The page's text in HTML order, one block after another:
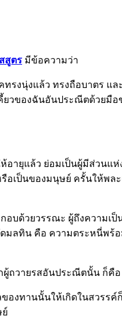
สูตร มีข้อความว่า
นุ่งแล้ว ทรงถือบาตร และ
วของฉันอันประณีตด้วยมือ
ายุแล้ว ย่อมเป็นผู้มีส่วนแ
เป็นของมนุษย์ ครั้นให้พล
อบด้วยวรรณะ ผู้ถึงความ
มลทิน คือ ความตระหนี่พร้
ถวายรสอันประณีตนั้น ก็คื
งทานนั้นให้เกิดในสวรรค์